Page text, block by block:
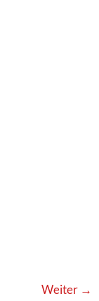
Weiter →